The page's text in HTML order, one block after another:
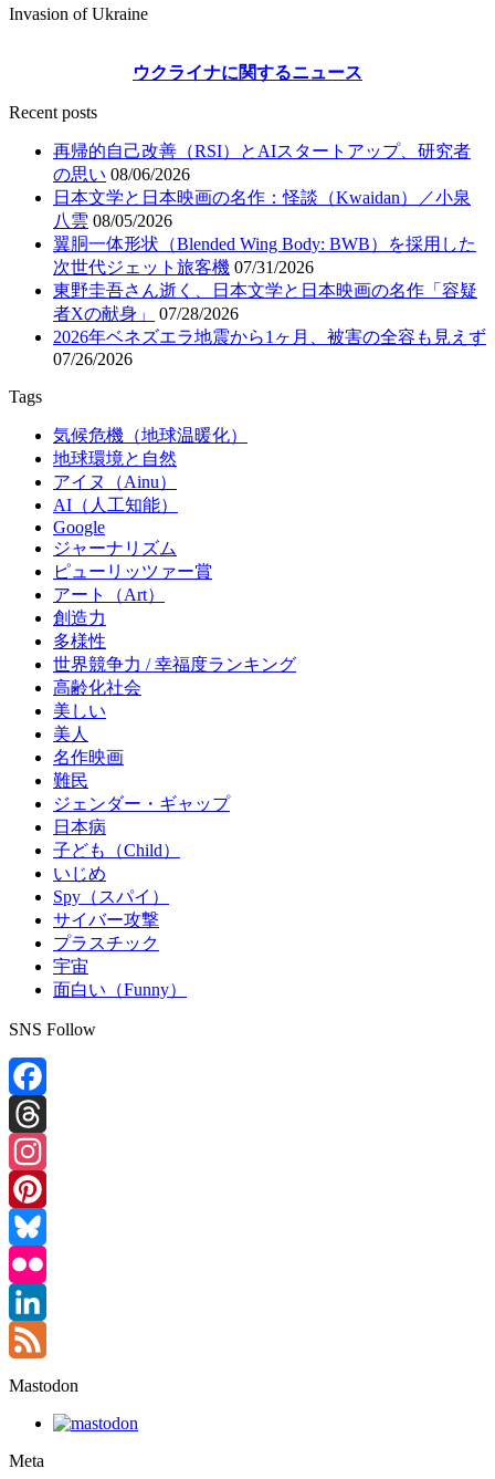
Invasion of Ukraine
ウクライナに関するニュース
Recent posts
再帰的自己改善（RSI）とAIスタートアップ、研究者
の思い 08/06/2026
日本文学と日本映画の名作：怪談（Kwaidan）／小泉
八雲 08/05/2026
翼胴一体形状（Blended Wing Body: BWB）を採用した
次世代ジェット旅客機 07/31/2026
東野圭吾さん逝く、日本文学と日本映画の名作「容疑
者Xの献身」
07/28/2026
2026年ベネズエラ地震から1ヶ月、被害の全容も見えず
07/26/2026
Tags
気候危機（地球温暖化）
地球環境と自然
アイヌ（Ainu）
AI（人工知能）
Google
ジャーナリズム
ピューリッツァー賞
アート（Art）
創造力
多様性
世界競争力 / 幸福度ランキング
高齢化社会
美しい
美人
名作映画
難民
ジェンダー・ギャップ
日本病
子ども（Child）
いじめ
Spy（スパイ）
サイバー攻撃
プラスチック
宇宙
面白い（Funny）
SNS Follow
Facebook
Threads
Instagram
Pinterest
Bluesky
Flickr
LinkedIn
Feed
Mastodon
Meta